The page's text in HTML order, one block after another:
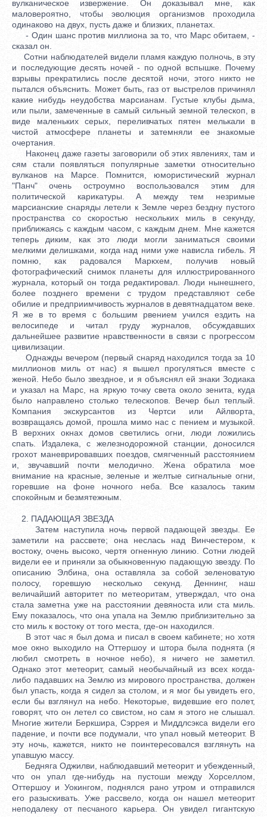
вулканическое извержение. Он доказывал мне, как
маловероятно, чтобы эволюция организмов проходила
одинаково на двух, пусть даже и близких, планетах.
- Один шанс против миллиона за то, что Марс обитаем, -
сказал он.
Сотни наблюдателей видели пламя каждую полночь, в эту
и последующие десять ночей - по одной вспышке. Почему
взрывы прекратились после десятой ночи, этого никто не
пытался объяснить. Может быть, газ от выстрелов причинял
какие нибудь неудобства марсианам. Густые клубы дыма,
или пыли, замеченные в самый сильный земной телескоп, в
виде маленьких серых, переливчатых пятен мелькали в
чистой атмосфере планеты и затемняли ее знакомые
очертания.
Наконец даже газеты заговорили об этих явлениях, там и
сям стали появляться популярные заметки относительно
вулканов на Марсе. Помнится, юмористический журнал
"Панч" очень остроумно воспользовался этим для
политической карикатуры. А между тем незримые
марсианские снаряды летели к Земле через бездну пустого
пространства со скоростью нескольких миль в секунду,
приближаясь с каждым часом, с каждым днем. Мне кажется
теперь диким, как это люди могли заниматься своими
мелкими делишками, когда над ними уже нависла гибель. Я
помню, как радовался Маркхем, получив новый
фотографический снимок планеты для иллюстрированного
журнала, который он тогда редактировал. Люди нынешнего,
более позднего времени с трудом представляют себе
обилие и предприимчивость журналов в девятнадцатом веке.
Я же в то время с большим рвением учился ездить на
велосипеде и читал груду журналов, обсуждавших
дальнейшее развитие нравственности в связи с прогрессом
цивилизации.
Однажды вечером (первый снаряд находился тогда за 10
миллионов миль от нас) я вышел прогуляться вместе с
женой. Небо было звездное, и я объяснял ей знаки Зодиака
и указал на Марс, на яркую точку света около зенита, куда
было направлено столько телескопов. Вечер был теплый.
Компания экскурсантов из Чертси или Айлворта,
возвращаясь домой, прошла мимо нас с пением и музыкой.
В верхних окнах домов светились огни, люди ложились
спать. Издалека, с железнодорожной станции, доносился
грохот маневрировавших поездов, смягченный расстоянием
и, звучавший почти мелодично. Жена обратила мое
внимание на красные, зеленые и желтые сигнальные огни,
горевшие на фоне ночного неба. Все казалось таким
спокойным и безмятежным.
2. ПАДАЮЩАЯ ЗВЕЗДА
Затем наступила ночь первой падающей звезды. Ее
заметили на рассвете; она неслась над Винчестером, к
востоку, очень высоко, чертя огненную линию. Сотни людей
видели ее и приняли за обыкновенную падающую звезду. По
описанию Элбина, она оставляла за собой зеленоватую
полосу, горевшую несколько секунд. Деннинг, наш
величайший авторитет по метеоритам, утверждал, что она
стала заметна уже на расстоянии девяноста или ста миль.
Ему показалось, что она упала на Землю приблизительно за
сто миль к востоку от того места, где-он находился.
В этот час я был дома и писал в своем кабинете; но хотя
мое окно выходило на Оттершоу и штора была поднята (я
любил смотреть в ночное небо), я ничего не заметил.
Однако этот метеорит, самый необычайный из всех когда-
либо падавших на Землю из мирового пространства, должен
был упасть, когда я сидел за столом, и я мог бы увидеть его,
если бы взглянул на небо. Некоторые, видевшие его полет,
говорят, что он летел со свистом, но сам я этого не слышал.
Многие жители Беркшира, Сэррея и Миддлсэкса видели его
падение, и почти все подумали, что упал новый метеорит. В
эту ночь, кажется, никто не поинтересовался взглянуть на
упавшую массу.
Бедняга Оджилви, наблюдавший метеорит и убежденный,
что он упал где-нибудь на пустоши между Хорселлом,
Оттершоу и Уокингом, поднялся рано утром и отправился
его разыскивать. Уже рассвело, когда он нашел метеорит
неподалеку от песчаного карьера. Он увидел гигантскую